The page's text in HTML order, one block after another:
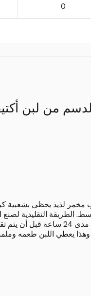
0
من لبن
مخمر لذيذ يحظى بشعبية
الطريقة التقليدية لصنع
يتم تخمير الحليب على مدى 24 ساعة قبل
وهذا يعطي اللبن طعمه